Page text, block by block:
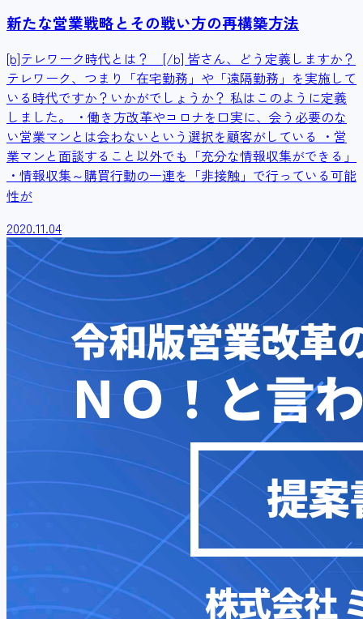
新たな営業戦略とその戦い方の再構築方法
[b]テレワーク時代とは？ [/b] 皆さん、どう定義しますか？
テレワーク、つまり「在宅勤務」や「遠隔勤務」を実施して
いる時代ですか？いかがでしょうか？ 私はこのように定義
しました。 ・働き方改革やコロナを口実に、会う必要のな
い営業マンとは会わないという選択を顧客がしている ・営
業マンと面談すること以外でも「充分な情報収集ができる」
・情報収集～購買行動の一連を「非接触」で行っている可能
性が
2020.11.04